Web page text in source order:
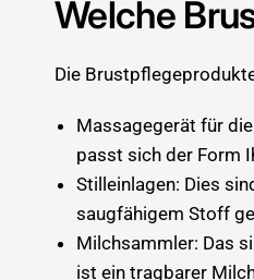
Welche
Die
Massagegerät für
passt sich der Form
Stilleinlagen: Dies
saugfähigem Stoff
Milchsammler: Das
ist ein tragbarer